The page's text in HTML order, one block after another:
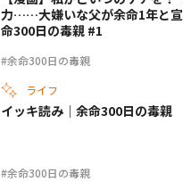
#余命300日の毒親
力……大嫌いな父が余命1年と
命300日の毒親 #1
ライフ
#余命300日の毒親
イッキ読み｜余命300日の毒親